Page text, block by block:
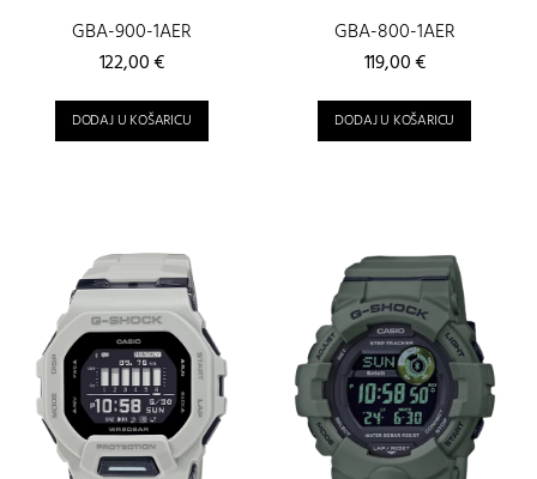
GBA-900-1AER
122,00€
DODAJ U KOŠARICU
GBA-800-1AER
119,00€
DODAJ U KOŠARICU